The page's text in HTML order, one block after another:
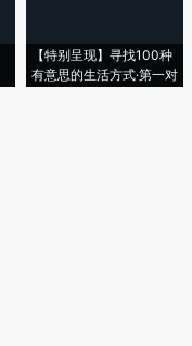
【特别呈现】寻找100种
有意思的生活方式·第一对